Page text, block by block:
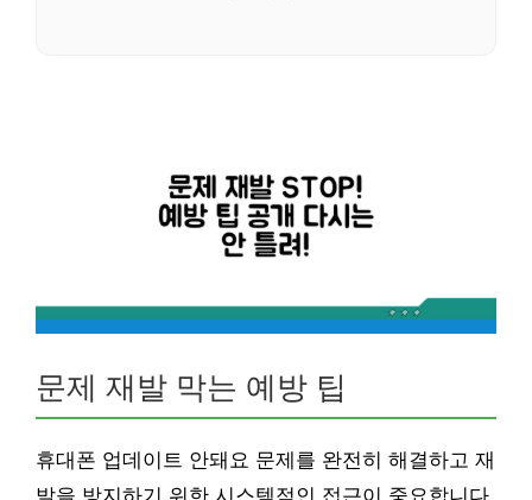
문제 재발 막는 예방 팁
휴대폰 업데이트 안돼요 문제를 완전히 해결하고 재